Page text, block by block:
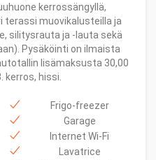
kerrossängyllä,
terassi muovikalusteilla ja
silitysrauta ja -lauta sekä
Pysäköinti on ilmaista
lisämaksusta 30,00
kerros, hissi.
Frigo-freezer
Garage
Internet Wi-Fi
Lavatrice